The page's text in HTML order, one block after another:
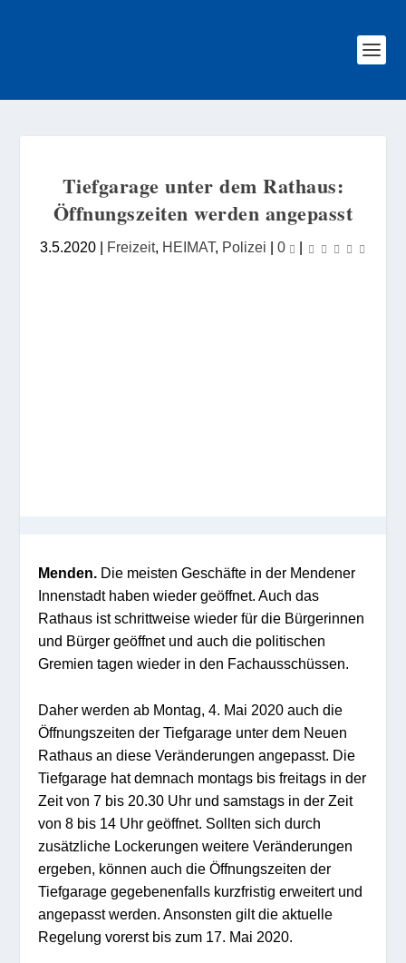
Tiefgarage unter dem Rathaus:
Öffnungszeiten werden angepasst
3.5.2020 | Freizeit, HEIMAT, Polizei | 0 |
Menden. Die meisten Geschäfte in der Mendener
Innenstadt haben wieder geöffnet. Auch das
Rathaus ist schrittweise wieder für die Bürgerinnen
und Bürger geöffnet und auch die politischen
Gremien tagen wieder in den Fachausschüssen.
Daher werden ab Montag, 4. Mai 2020 auch die
Öffnungszeiten der Tiefgarage unter dem Neuen
Rathaus an diese Veränderungen angepasst. Die
Tiefgarage hat demnach montags bis freitags in der
Zeit von 7 bis 20.30 Uhr und samstags in der Zeit
von 8 bis 14 Uhr geöffnet. Sollten sich durch
zusätzliche Lockerungen weitere Veränderungen
ergeben, können auch die Öffnungszeiten der
Tiefgarage gegebenenfalls kurzfristig erweitert und
angepasst werden. Ansonsten gilt die aktuelle
Regelung vorerst bis zum 17. Mai 2020.